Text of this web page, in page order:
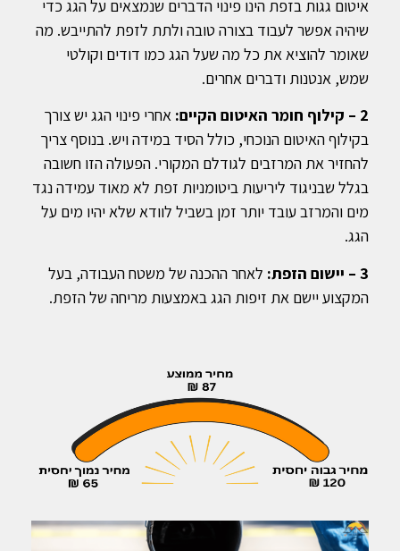
איטום גגות בזפת הינו פינוי הדברים שנמצאים על הגג כדי
שיהיה אפשר לעבוד בצורה טובה ולתת לזפת להתייבש. מה
שאומר להוציא את כל מה שעל הגג כמו דודים וקולטי
שמש, אנטנות ודברים אחרים.
2 – קילוף חומר האיטום הקיים:
אחרי פינוי הגג יש צורך
בקילוף האיטום הנוכחי, כולל הסיד במידה ויש. בנוסף צריך
להחזיר את המרזבים לגודלם המקורי. הפעולה הזו חשובה
בגלל שבניגוד ליריעות ביטומניות זפת לא מאוד עמידה נגד
מים והמרזב עובד יותר זמן בשביל לוודא שלא יהיו מים על
הגג.
3 – יישום הזפת:
לאחר ההכנה של משטח העבודה, בעל
המקצוע יישם את זיפות הגג באמצעות מריחה של הזפת.